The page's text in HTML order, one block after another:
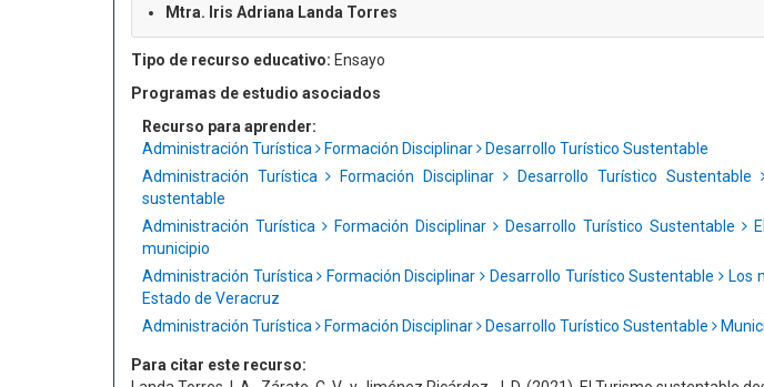
Mtra. Iris Adriana Landa Torres
Tipo de recurso educativo: Ensayo
Programas de estudio asociados
Recurso para aprender:
Administración Turística
Formación Disciplinar
Desarrollo Turístico Sustentable
Administración Turística
Formación Disciplinar Desarrollo Turístico Sustentable
sustentable
Administración Turística
Formación Disciplinar Desarrollo Turístico Sustentable
municipio
Administración Turística
Formación Disciplinar Desarrollo Turístico Sustentable
Los
Estado de Veracruz
Administración Turística
Formación Disciplinar Desarrollo Turístico Sustentable
Para citar este recurso: